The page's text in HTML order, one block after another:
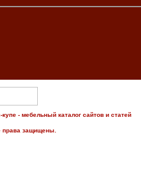
- мебельный каталог сайтов и статей
права защищены.